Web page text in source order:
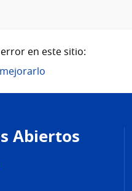
en este sitio:
Abiertos